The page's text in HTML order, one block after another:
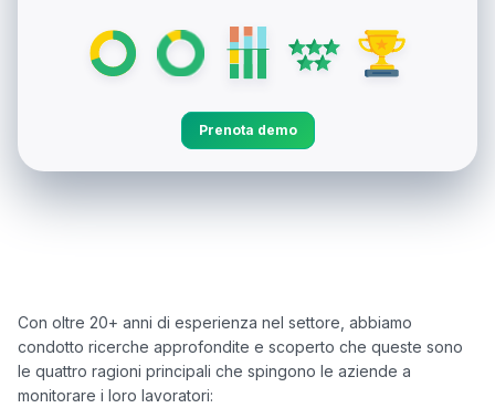
Prenota demo
Con oltre 20+ anni di esperienza nel settore, abbiamo
condotto ricerche approfondite e scoperto che queste sono
le quattro ragioni principali che spingono le aziende a
monitorare i loro lavoratori: